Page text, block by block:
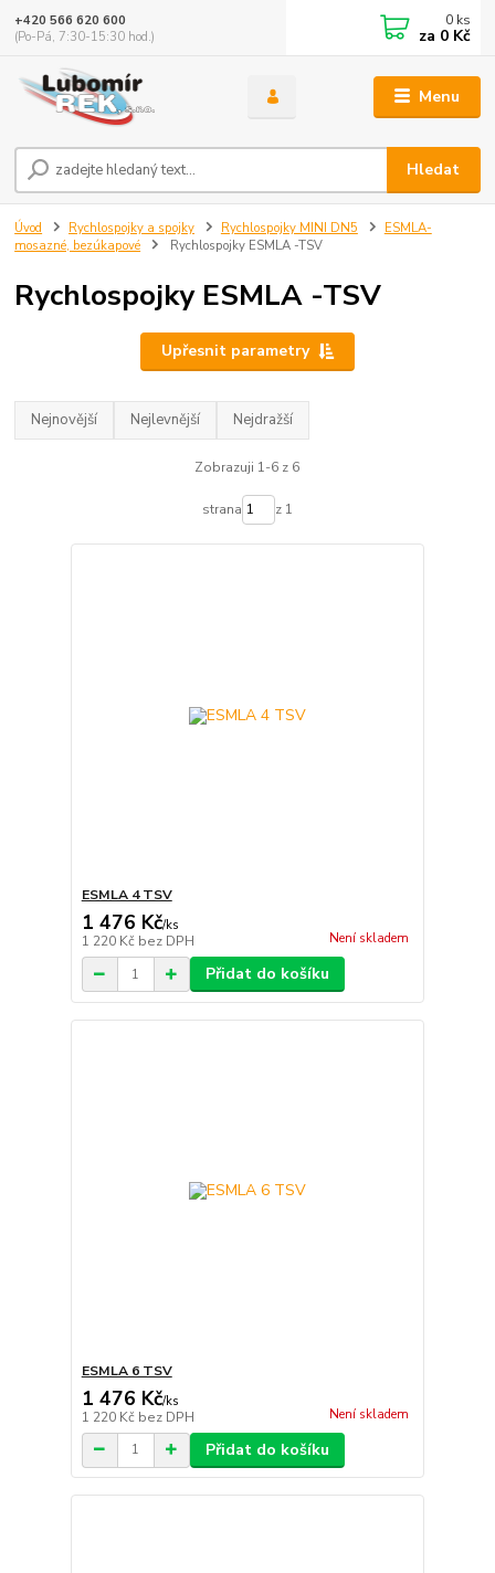
Menu
Hledat
+420 566 620 600
(Po-Pá, 7:30-15:30 hod.)
0 ks
za 0 Kč
Úvod Rychlospojky a spojky Rychlospojky MINI DN5
ESMLA-
mosazné, bezúkapové
Rychlospojky ESMLA -TSV
Rychlospojky ESMLA -TSV
Upřesnit parametry
Nejnovější Nejlevnější Nejdražší
Zobrazuji 1-6 z 6
strana z 1
ESMLA 4 TSV
1 476 Kč/ks
1 220 Kč bez DPH Není skladem
Přidat do košíku
ESMLA 6 TSV
1 476 Kč/ks
1 220 Kč bez DPH Není skladem
Přidat do košíku